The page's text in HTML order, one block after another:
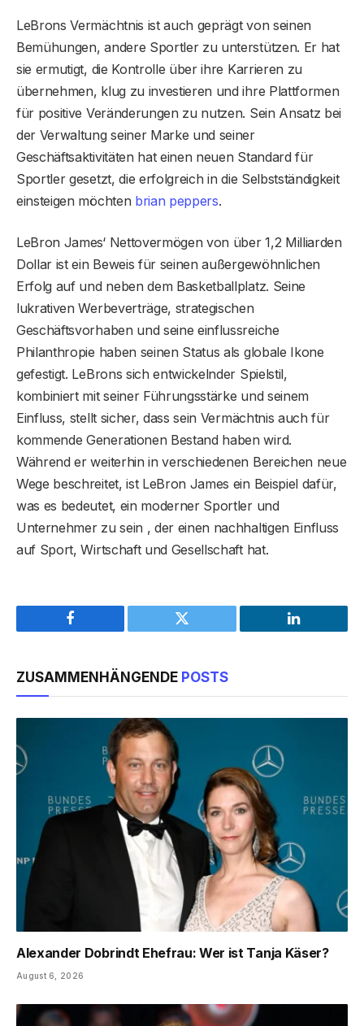
LeBrons Vermächtnis ist auch geprägt von seinen
Bemühungen, andere Sportler zu unterstützen. Er hat
sie ermutigt, die Kontrolle über ihre Karrieren zu
übernehmen, klug zu investieren und ihre Plattformen
für positive Veränderungen zu nutzen. Sein Ansatz bei
der Verwaltung seiner Marke und seiner
Geschäftsaktivitäten hat einen neuen Standard für
Sportler gesetzt, die erfolgreich in die Selbstständigkeit
einsteigen möchten brian peppers.
LeBron James‘ Nettovermögen von über 1,2 Milliarden
Dollar ist ein Beweis für seinen außergewöhnlichen
Erfolg auf und neben dem Basketballplatz. Seine
lukrativen Werbeverträge, strategischen
Geschäftsvorhaben und seine einflussreiche
Philanthropie haben seinen Status als globale Ikone
gefestigt. LeBrons sich entwickelnder Spielstil,
kombiniert mit seiner Führungsstärke und seinem
Einfluss, stellt sicher, dass sein Vermächtnis auch für
kommende Generationen Bestand haben wird.
Während er weiterhin in verschiedenen Bereichen neue
Wege beschreitet, ist LeBron James ein Beispiel dafür,
was es bedeutet, ein moderner Sportler und
Unternehmer zu sein , der einen nachhaltigen Einfluss
auf Sport, Wirtschaft und Gesellschaft hat.
Facebook Twitter LinkedIn
ZUSAMMENHÄNGENDE POSTS
Alexander Dobrindt Ehefrau: Wer ist Tanja Käser?
August 6, 2026